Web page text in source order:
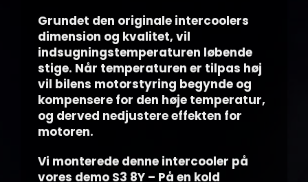
Grundet den originale intercoolers
dimension og kvalitet, vil
indsugningstemperaturen løbende
stige. Når temperaturen er tilpas høj
vil bilens motorstyring begynde og
kompensere for den høje temperatur,
og derved nedjustere effekten for
motoren.
Vi monterede denne intercooler på
vores demo S3 8Y – På en kold